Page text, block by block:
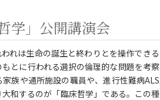
学」公開講演会
れは生命の誕生と終わりとを操作でき
とに行われる選択の倫理的な問題を考
族や通所施設の職員や、進行性難病
和するのが「臨床哲学」である。この